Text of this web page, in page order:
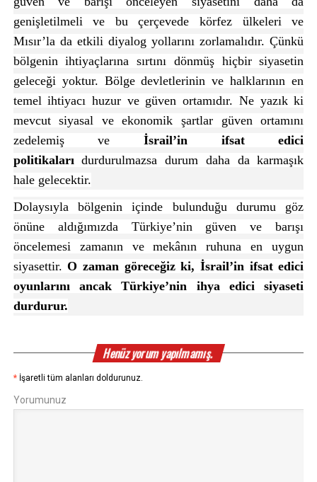
genişletilmeli ve bu çerçevede körfez ülkeleri ve
Mısır’la da etkili diyalog yollarını zorlamalıdır. Çünkü
bölgenin ihtiyaçlarına sırtını dönmüş hiçbir siyasetin
geleceği yoktur. Bölge devletlerinin ve halklarının en
temel ihtiyacı huzur ve güven ortamıdır. Ne yazık ki
mevcut siyasal ve ekonomik şartlar güven ortamını
zedelemiş ve İsrail’in ifsat edici
politikalarıdurdurulmazsa durum daha da karmaşık
hale gelecektir.
Dolaysıyla bölgenin içinde bulunduğu durumu göz
önüne aldığımızda Türkiye’nin güven ve barışı
öncelemesi zamanın ve mekânın ruhuna en uygun
siyasettir.O zaman göreceğiz ki, İsrail’in ifsat edici
oyunlarını ancak Türkiye’nin ihya edici siyaseti
durdurur.
Henüz yorum yapılmamış.
* İşaretli tüm alanları doldurunuz.
Yorumunuz